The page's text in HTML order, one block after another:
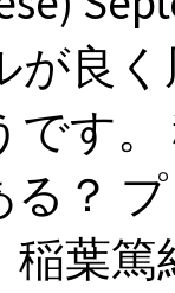
が良
す
る？
稲葉